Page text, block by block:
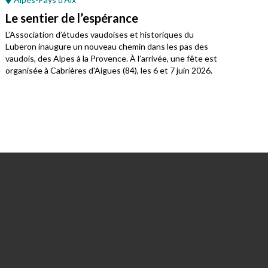
Le sentier de l’espérance
L’Association d’études vaudoises et historiques du
Luberon inaugure un nouveau chemin dans les pas des
vaudois, des Alpes à la Provence. À l’arrivée, une fête est
organisée à Cabrières d'Aigues (84), les 6 et 7 juin 2026.